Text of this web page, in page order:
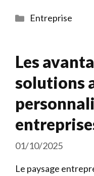
Catégories
Entreprise
Les
solutions
01/10/2025
Le paysage